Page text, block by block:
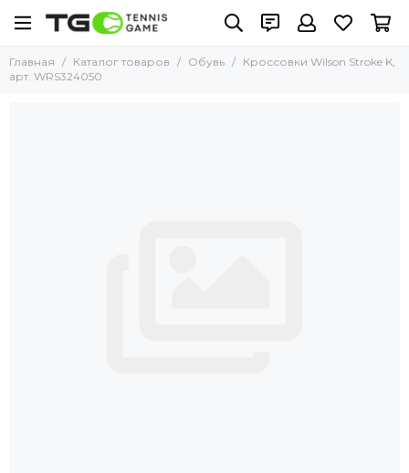
Главная Каталог товаров Обувь
Кроссовки Wilson Stroke K,
арт. WRS324050